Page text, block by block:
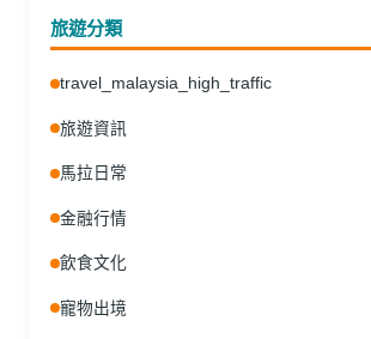
檳城自由行攻略幾日幾
完整行程與實用貼士
26.03.2026 林雅詩
旅遊分類
travel_malaysia_high_traffic
旅遊資訊
馬拉日常
金融行情
飲食文化
寵物出境